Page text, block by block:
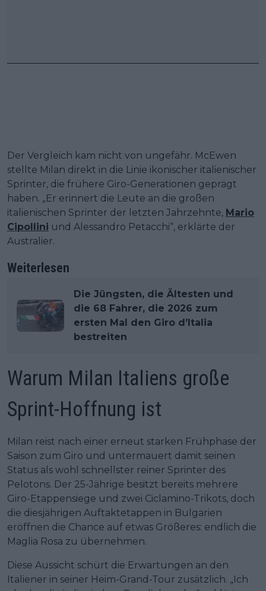
Der Vergleich kam nicht von ungefähr. McEwen
stellte Milan direkt in die Linie ikonischer italienischer
Sprinter, die frühere Giro-Generationen geprägt
haben. „Er erinnert die Leute an die großen
italienischen Sprinter der letzten Jahrzehnte, Mario
Cipollini und Alessandro Petacchi“, erklärte der
Australier.
Weiterlesen
Die Jüngsten, die Ältesten und
die 68 Fahrer, die 2026 zum
ersten Mal den Giro d’Italia
bestreiten
Warum Milan Italiens große
Sprint-Hoffnung ist
Milan reist nach einer erneut starken Frühphase der
Saison zum Giro und untermauert damit seinen
Status als wohl schnellster reiner Sprinter des
Pelotons. Der 25-Jährige besitzt bereits mehrere
Giro-Etappensiege und zwei Ciclamino-Trikots, doch
die diesjährigen Auftaktetappen in Bulgarien
eröffnen die Chance auf etwas Größeres: endlich die
Maglia Rosa zu übernehmen.
Diese Aussicht schürt die Erwartungen an den
Italiener in seiner Heim-Grand-Tour zusätzlich. „Ich